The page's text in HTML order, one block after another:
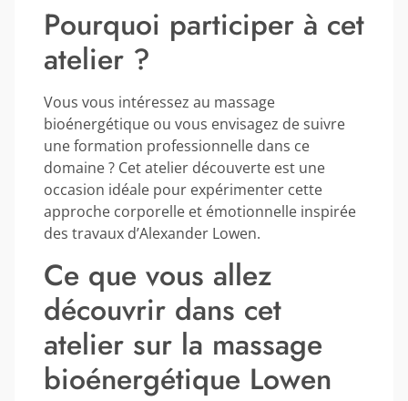
Pourquoi participer à cet
atelier ?
Vous vous intéressez au massage
bioénergétique ou vous envisagez de suivre
une formation professionnelle dans ce
domaine ? Cet atelier découverte est une
occasion idéale pour expérimenter cette
approche corporelle et émotionnelle inspirée
des travaux d’Alexander Lowen.
Ce que vous allez
découvrir dans cet
atelier sur la massage
bioénergétique Lowen